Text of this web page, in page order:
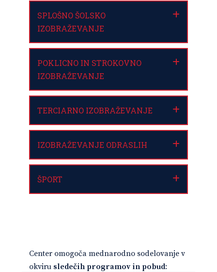
SPLOŠNO ŠOLSKO
IZOBRAŽEVANJE
POKLICNO IN STROKOVNO
IZOBRAŽEVANJE
TERCIARNO IZOBRAŽEVANJE
IZOBRAŽEVANJE ODRASLIH
ŠPORT
Center omogoča mednarodno sodelovanje v
okviru sledečih programov in pobud: